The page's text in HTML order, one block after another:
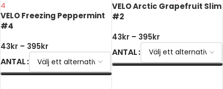
VELO Freezing Peppermint
#4
43kr – 395kr
ANTAL
VELO Arctic Grapefruit Slim
#2
43kr – 395kr
ANTAL